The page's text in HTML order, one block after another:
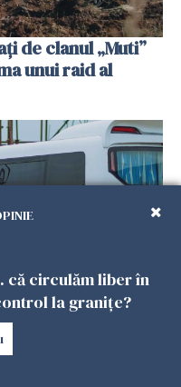
de clanul „Muti”
unui raid al
în Turcia. Nouă
că circulăm liber în
la granițe?